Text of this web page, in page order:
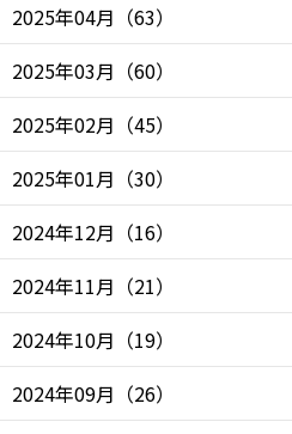
2025年04月 （63）
2025年03月 （60）
2025年02月 （45）
2025年01月 （30）
2024年12月 （16）
2024年11月 （21）
2024年10月 （19）
2024年09月 （26）